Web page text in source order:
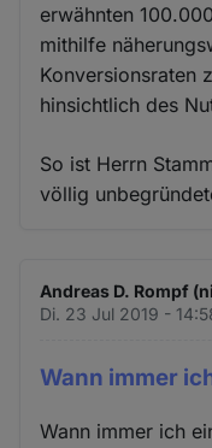
erwähnten
mithilfe
Konversionsraten
hinsichtlich des
So ist Herrn
völlig
Andreas D. Rompf
Di. 23 Jul 2019 -
Wann immer
Wann immer ich